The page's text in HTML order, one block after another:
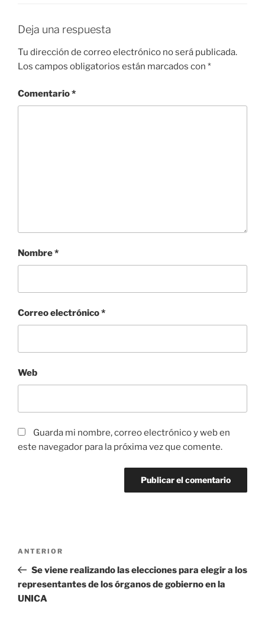
Deja una respuesta
Tu dirección de correo electrónico no será publicada.
Los campos obligatorios están marcados con *
Comentario*
Nombre*
Correo electrónico*
Web
Guarda mi nombre, correo electrónico y web en
este navegador para la próxima vez que comente.
entradas
Entrada
anterior:
ANTERIOR
Se viene realizando las elecciones para elegir a los
representantes de los órganos de gobierno en la
UNICA